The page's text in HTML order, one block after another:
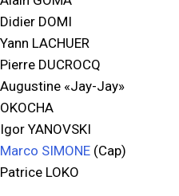
Didier DOMI
Yann LACHUER
Pierre DUCROCQ
Augustine «Jay-Jay»
OKOCHA
Igor YANOVSKI
Marco SIMONE (Cap)
Patrice LOKO